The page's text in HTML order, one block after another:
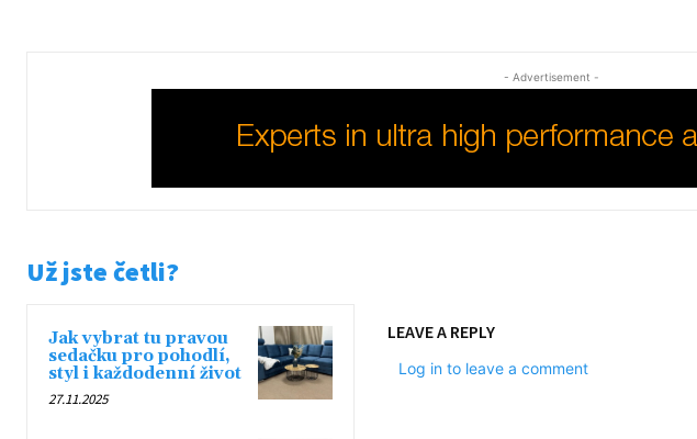
- Advertisement -
Už jste četli?
Jak vybrat tu pravou
sedačku pro pohodlí,
styl i každodenní život
27.11.2025
LEAVE A REPLY
Log in to leave a comment